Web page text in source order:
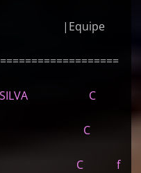
|Equipe
DA SILVA C
C
MAURI C f